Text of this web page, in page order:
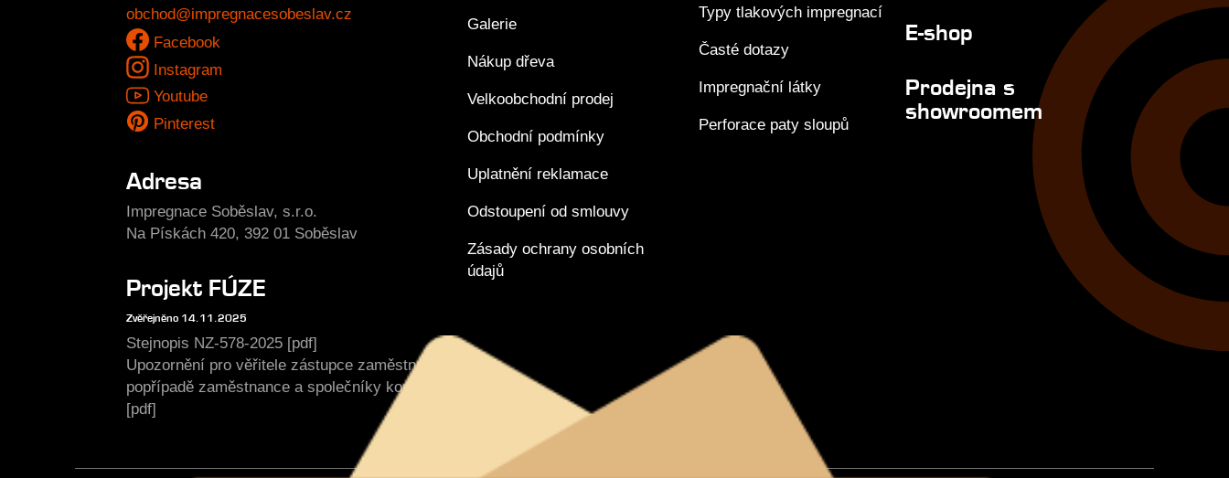
obchod@impregnacesobeslav.cz
Facebook
Instagram
Youtube
Pinterest
Adresa
Impregnace Soběslav, s.r.o.
Na Pískách 420, 392 01 Soběslav
Projekt FÚZE
Zvěřejněno 14.11.2025
Stejnopis NZ-578-2025 [pdf]
Upozornění pro věřitele zástupce zaměstnanců
popřípadě zaměstnance a společníky konverze
[pdf]
Galerie
Nákup dřeva
Velkoobchodní prodej
Obchodní podmínky
Uplatnění reklamace
Odstoupení od smlouvy
Zásady ochrany osobních
údajů
Typy tlakových impregnací
Časté dotazy
Impregnační látky
Perforace paty sloupů
E-shop
Prodejna s
showroomem